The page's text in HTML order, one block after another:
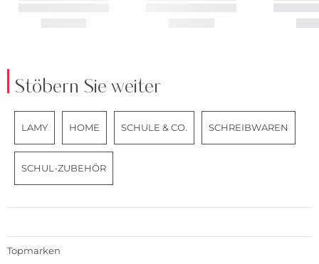
Stöbern Sie weiter
LAMY HOME SCHULE & CO. SCHREIBWAREN
SCHUL-ZUBEHÖR
Topmarken